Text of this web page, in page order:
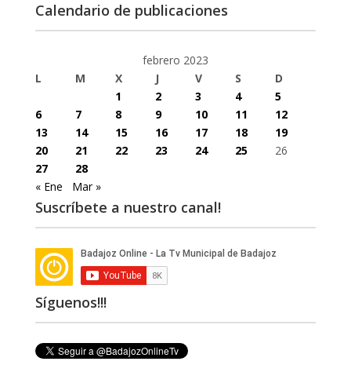
Calendario de publicaciones
febrero 2023
L
M X J V S
D
1
2 3 4
5
6
7 8 9 10 11
12
13
14 15 16 17 18
19
20
21 22 23 24 25
26
27
28
« Ene
Mar »
Suscríbete a nuestro canal!
Síguenos!!!